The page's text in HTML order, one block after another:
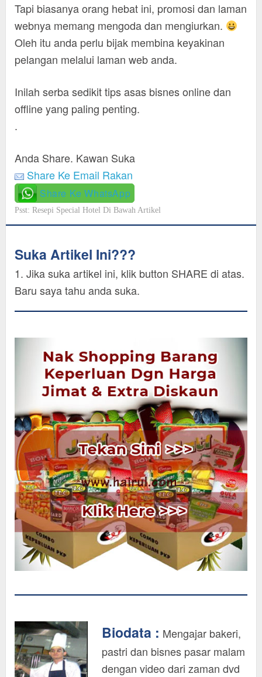
Tapi biasanya orang hebat ini, promosi dan laman
webnya memang mengoda dan mengiurkan.
Oleh itu anda perlu bijak membina keyakinan
pelangan melalui laman web anda.
Inilah serba sedikit tips asas bisnes online dan
offline yang paling penting.
.
Anda Share. Kawan Suka
Share Ke Email Rakan
Share Ke WhatsApp
Psst: Resepi Special Hotel Di Bawah Artikel
Suka Artikel Ini???
1. Jika suka artikel ini, klik button SHARE di atas.
Baru saya tahu anda suka.
Biodata : Mengajar bakeri,
pastri dan bisnes pasar malam
dengan video dari zaman dvd